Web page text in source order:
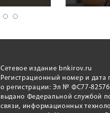
Сетевое издание bnkirov.ru
Регистрационный номер и дата
о регистрации: Эл № ФС77-82576
выдано Федеральной службой
связи, информационных